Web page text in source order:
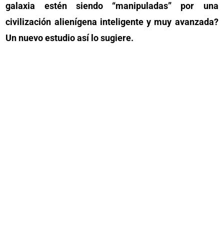
galaxia estén siendo “manipuladas” por una
civilización alienígena inteligente y muy avanzada?
Un nuevo estudio así lo sugiere.